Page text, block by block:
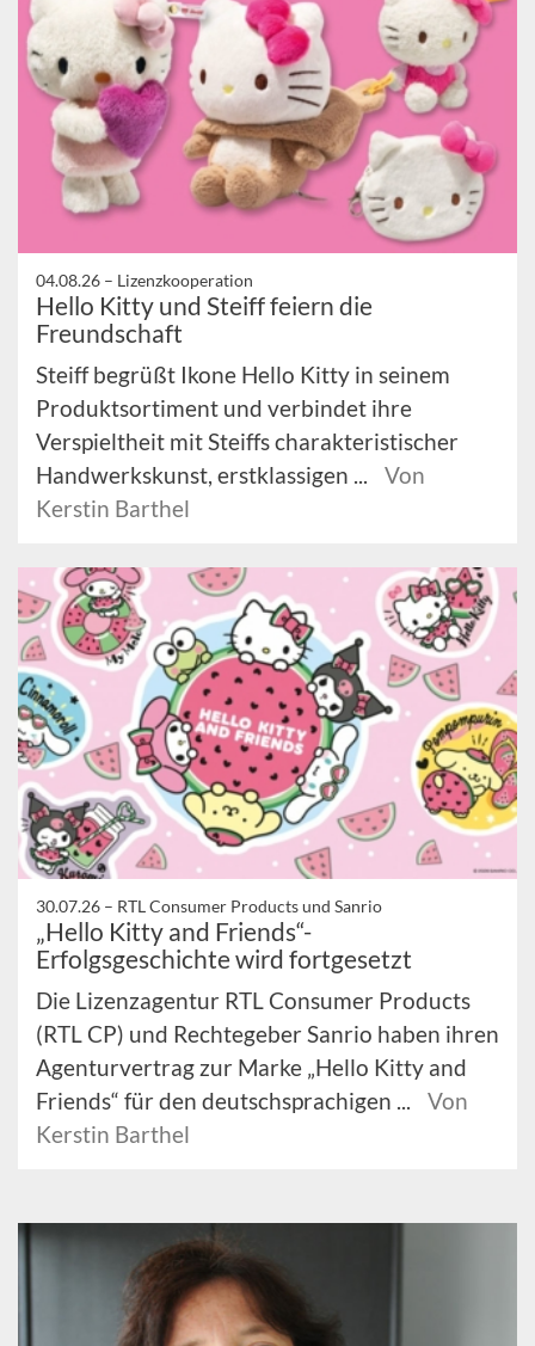
04.08.26 – Lizenzkooperation
Hello Kitty und Steiff feiern die
Freundschaft
Steiff begrüßt Ikone Hello Kitty in seinem
Produktsortiment und verbindet ihre
Verspieltheit mit Steiffs charakteristischer
Handwerkskunst, erstklassigen ...
Von
Kerstin Barthel
30.07.26 – RTL Consumer Products und Sanrio
„Hello Kitty and Friends“-
Erfolgsgeschichte wird fortgesetzt
Die Lizenzagentur RTL Consumer Products
(RTL CP) und Rechtegeber Sanrio haben ihren
Agenturvertrag zur Marke „Hello Kitty and
Friends“ für den deutschsprachigen ...
Von
Kerstin Barthel